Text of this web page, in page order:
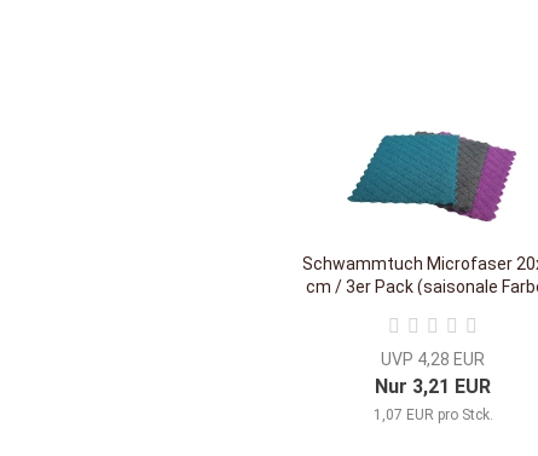
Schwammtuch Microfaser
cm / 3er Pack (saisonale
UVP 4,28 EUR
Nur 3,21 EUR
1,07 EUR pro Stck.